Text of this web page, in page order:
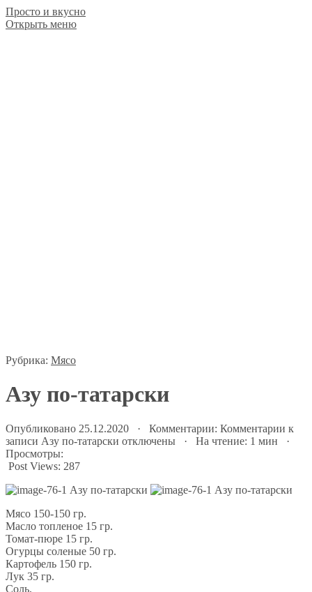
Просто и вкусно
Открыть меню
Рубрика: Мясо
Азу по-татарски
Опубликовано 25.12.2020 · Комментарии: Комментарии к
записи Азу по-татарски отключены · На чтение: 1 мин ·
Просмотры:
Post Views: 287
Мясо 150-150 гр.
Масло топленое 15 гр.
Томат-пюре 15 гр.
Огурцы соленые 50 гр.
Картофель 150 гр.
Лук 35 гр.
Соль.